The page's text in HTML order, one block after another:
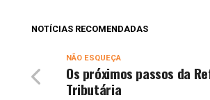
NOTÍCIAS RECOMENDADAS
NÃO ESQUEÇA
Os próximos passos da
Tributária